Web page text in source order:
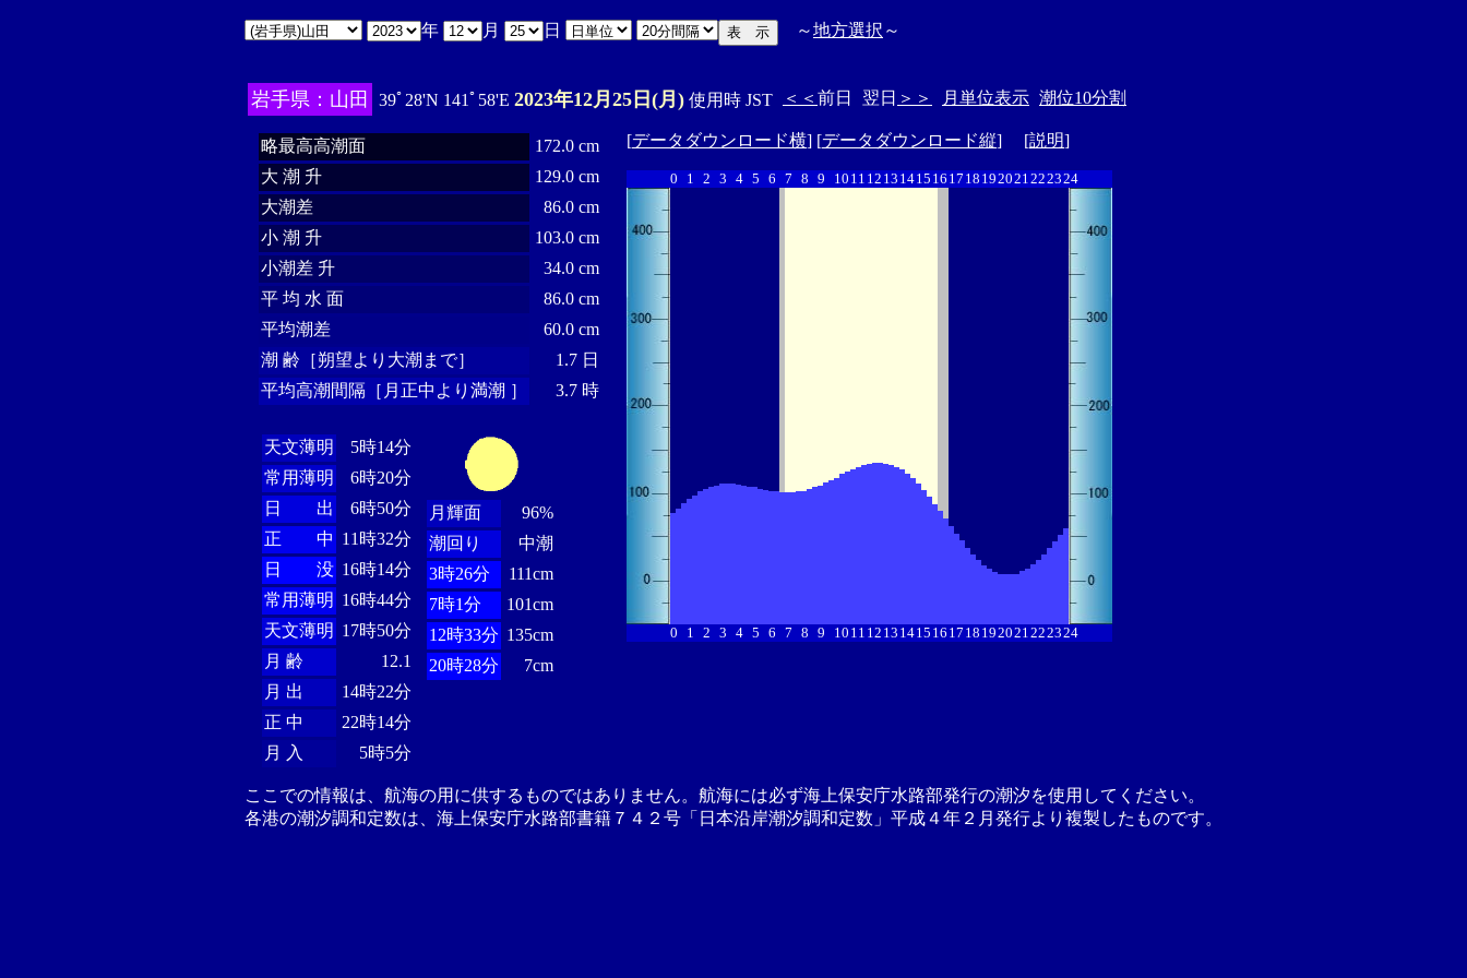
年 月 日 ～地方選択 ～
岩手県：山田 39ﾟ28'N 141ﾟ58'E 2023年12月25日(月) 使用時 JST ＜＜ 前日 翌日 ＞＞ 月単位表示 潮位10分割
略最高高潮面
172.0 cm
大 潮 升
129.0 cm
大潮差
86.0 cm
小 潮 升
103.0 cm
小潮差 升
34.0 cm
平 均 水 面
86.0 cm
平均潮差
60.0 cm
潮 齢［朔望より大潮まで］
1.7 日
平均高潮間隔［月正中より満潮 ］
3.7 時
天文薄明
5時14分
常用薄明
6時20分
日 出
6時50分
正 中 11時32分
日 没 16時14分
常用薄明 16時44分
天文薄明 17時50分
月 齢
12.1
月 出
14時22分
正 中
22時14分
月 入
5時5分
月輝面
96%
潮回り
中潮
3時26分
111cm
7時1分
101cm
12時33分 135cm
20時28分
7cm
[データダウンロード横] [データダウンロード縦] [説明]
0 1 2 3 4 5 6 7 8 9 10 11 12 13 1415 16 17 18 192021222324
0 1 2 3 4 5 6 7 8 9 10 11 12 13 1415 16 17 18 192021222324
ここでの情報は、航海の用に供するものではありません。航海には必ず海上保安庁水路部発行の潮汐を使用してください。
各港の潮汐調和定数は、海上保安庁水路部書籍７４２号「日本沿岸潮汐調和定数」平成４年２月発行より複製したものです。